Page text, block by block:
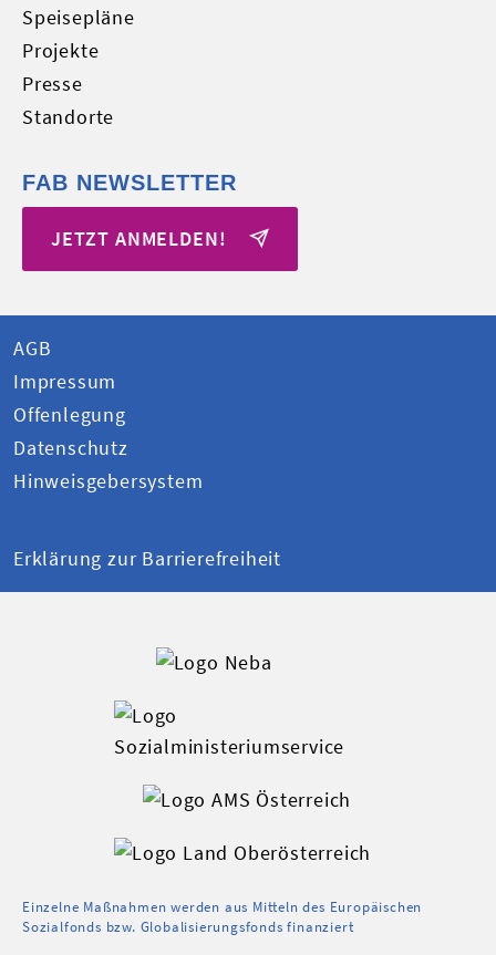
Speisepläne
Projekte
Presse
Standorte
FAB NEWSLETTER
JETZT ANMELDEN!
AGB
Impressum
Offenlegung
Datenschutz
Hinweisgebersystem
Erklärung zur Barrierefreiheit
Einzelne Maßnahmen werden aus Mitteln des Europäischen
Sozialfonds bzw. Globalisierungsfonds finanziert